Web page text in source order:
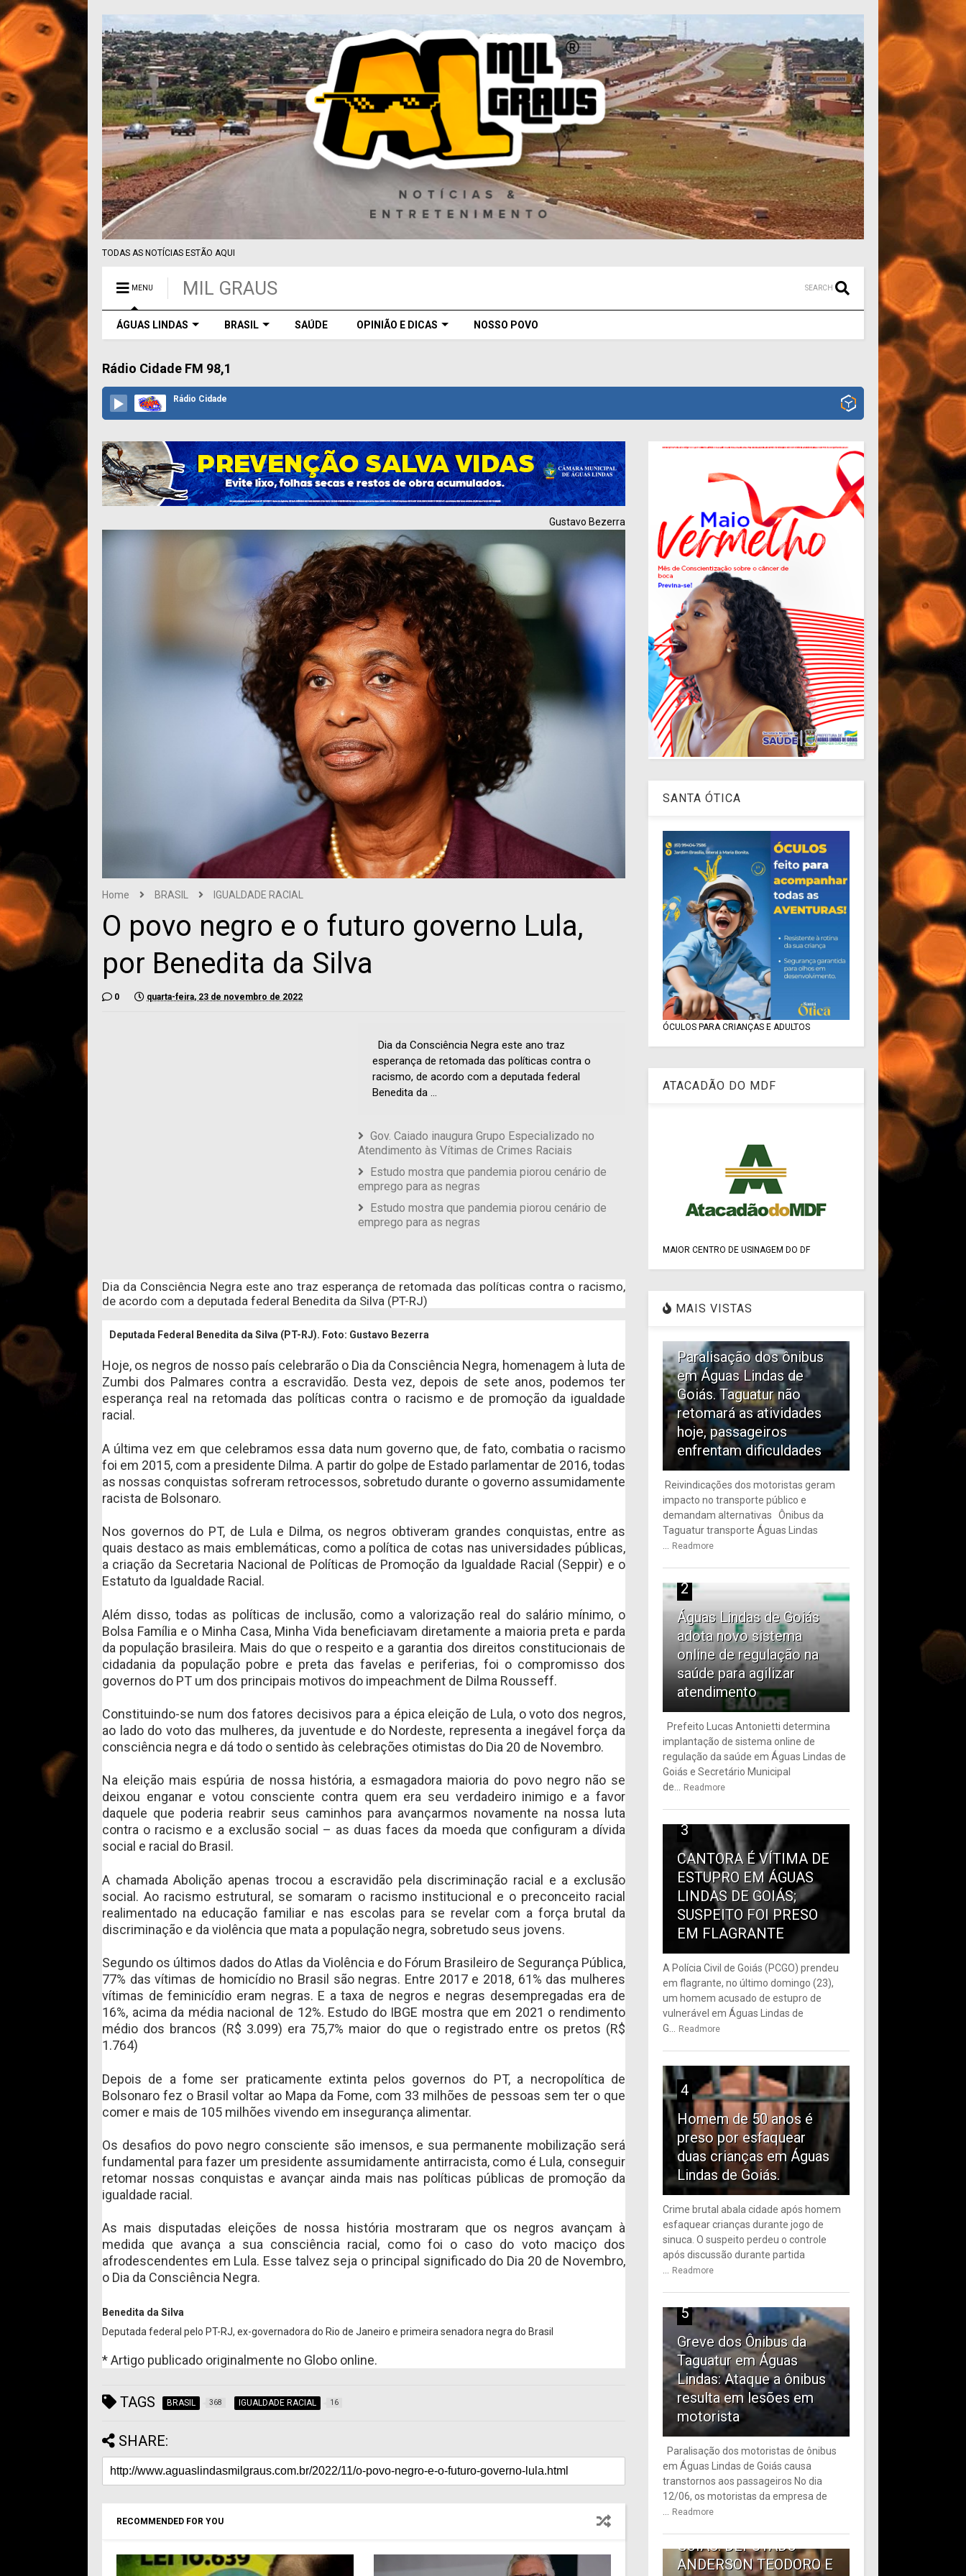
TODAS AS NOTÍCIAS ESTÃO AQUI
MENU MIL GRAUS SEARCH
ÁGUAS LINDAS BRASIL SAÚDE OPINIÃO E DICAS NOSSO POVO
Rádio Cidade FM 98,1
Rádio Cidade
Home BRASIL IGUALDADE RACIAL
O povo negro e o futuro governo Lula,
por Benedita da Silva
0 quarta-feira, 23 de novembro de 2022
Dia da Consciência Negra este ano traz
esperança de retomada das políticas contra o
racismo, de acordo com a deputada federal
Benedita da ...
Gov. Caiado inaugura Grupo Especializado no
Atendimento às Vítimas de Crimes Raciais
Estudo mostra que pandemia piorou cenário de
emprego para as negras
Estudo mostra que pandemia piorou cenário de
emprego para as negras
Dia da Consciência Negra este ano traz esperança de retomada das políticas contra o racismo,
de acordo com a deputada federal Benedita da Silva (PT-RJ)
Gustavo Bezerra
Deputada Federal Benedita da Silva (PT-RJ). Foto: Gustavo Bezerra
Hoje, os negros de nosso país celebrarão o Dia da Consciência Negra, homenagem à luta de
Zumbi dos Palmares contra a escravidão. Desta vez, depois de sete anos, podemos ter
esperança real na retomada das políticas contra o racismo e de promoção da igualdade
racial.
A última vez em que celebramos essa data num governo que, de fato, combatia o racismo
foi em 2015, com a presidente Dilma. A partir do golpe de Estado parlamentar de 2016, todas
as nossas conquistas sofreram retrocessos, sobretudo durante o governo assumidamente
racista de Bolsonaro.
Nos governos do PT, de Lula e Dilma, os negros obtiveram grandes conquistas, entre as
quais destaco as mais emblemáticas, como a política de cotas nas universidades públicas,
a criação da Secretaria Nacional de Políticas de Promoção da Igualdade Racial (Seppir) e o
Estatuto da Igualdade Racial.
Além disso, todas as políticas de inclusão, como a valorização real do salário mínimo, o
Bolsa Família e o Minha Casa, Minha Vida beneficiavam diretamente a maioria preta e parda
da população brasileira. Mais do que o respeito e a garantia dos direitos constitucionais de
cidadania da população pobre e preta das favelas e periferias, foi o compromisso dos
governos do PT um dos principais motivos do impeachment de Dilma Rousseff.
Constituindo-se num dos fatores decisivos para a épica eleição de Lula, o voto dos negros,
ao lado do voto das mulheres, da juventude e do Nordeste, representa a inegável força da
consciência negra e dá todo o sentido às celebrações otimistas do Dia 20 de Novembro.
Na eleição mais espúria de nossa história, a esmagadora maioria do povo negro não se
deixou enganar e votou consciente contra quem era seu verdadeiro inimigo e a favor
daquele que poderia reabrir seus caminhos para avançarmos novamente na nossa luta
contra o racismo e a exclusão social – as duas faces da moeda que configuram a dívida
social e racial do Brasil.
A chamada Abolição apenas trocou a escravidão pela discriminação racial e a exclusão
social. Ao racismo estrutural, se somaram o racismo institucional e o preconceito racial
realimentado na educação familiar e nas escolas para se revelar com a força brutal da
discriminação e da violência que mata a população negra, sobretudo seus jovens.
Segundo os últimos dados do Atlas da Violência e do Fórum Brasileiro de Segurança Pública,
77% das vítimas de homicídio no Brasil são negras. Entre 2017 e 2018, 61% das mulheres
vítimas de feminicídio eram negras. E a taxa de negros e negras desempregadas era de
16%, acima da média nacional de 12%. Estudo do IBGE mostra que em 2021 o rendimento
médio dos brancos (R$ 3.099) era 75,7% maior do que o registrado entre os pretos (R$
1.764)
Depois de a fome ser praticamente extinta pelos governos do PT, a necropolítica de
Bolsonaro fez o Brasil voltar ao Mapa da Fome, com 33 milhões de pessoas sem ter o que
comer e mais de 105 milhões vivendo em insegurança alimentar.
Os desafios do povo negro consciente são imensos, e sua permanente mobilização será
fundamental para fazer um presidente assumidamente antirracista, como é Lula, conseguir
retomar nossas conquistas e avançar ainda mais nas políticas públicas de promoção da
igualdade racial.
As mais disputadas eleições de nossa história mostraram que os negros avançam à
medida que avança a sua consciência racial, como foi o caso do voto maciço dos
afrodescendentes em Lula. Esse talvez seja o principal significado do Dia 20 de Novembro,
o Dia da Consciência Negra.
Benedita da Silva
Deputada federal pelo PT-RJ, ex-governadora do Rio de Janeiro e primeira senadora negra do Brasil
* Artigo publicado originalmente no Globo online.
TAGS BRASIL 368 IGUALDADE RACIAL 16
SHARE:
RECOMMENDED FOR YOU
SANTA ÓTICA
ÓCULOS PARA CRIANÇAS E ADULTOS
ATACADÃO DO MDF
MAIOR CENTRO DE USINAGEM DO DF
MAIS VISTAS
Paralisação dos ônibus
em Águas Lindas de
Goiás. Taguatur não
retomará as atividades
hoje, passageiros
enfrentam dificuldades
Reivindicações dos motoristas geram
impacto no transporte público e
demandam alternativas Ônibus da
Taguatur transporte Águas Lindas
Readmore
2
Águas Lindas de Goiás
adota novo sistema
online de regulação na
saúde para agilizar
atendimento
Prefeito Lucas Antonietti determina
implantação de sistema online de
regulação da saúde em Águas Lindas de
Goiás e Secretário Municipal
de...
Readmore
3
CANTORA É VÍTIMA DE
ESTUPRO EM ÁGUAS
LINDAS DE GOIÁS;
SUSPEITO FOI PRESO
EM FLAGRANTE
A Polícia Civil de Goiás (PCGO) prendeu
em flagrante, no último domingo (23),
um homem acusado de estupro de
vulnerável em Águas Lindas de
G...
Readmore
4
Homem de 50 anos é
preso por esfaquear
duas crianças em Águas
Lindas de Goiás.
Crime brutal abala cidade após homem
esfaquear crianças durante jogo de
sinuca. O suspeito perdeu o controle
após discussão durante partida
Readmore
5
Greve dos Ônibus da
Taguatur em Águas
Lindas: Ataque a ônibus
resulta em lesões em
motorista
Paralisação dos motoristas de ônibus
em Águas Lindas de Goiás causa
transtornos aos passageiros No dia
12/06, os motoristas da empresa de
Readmore
6
TRANSPORTE PÚBLICO
GOIÁS: DEPUTADO
ANDERSON TEODORO E